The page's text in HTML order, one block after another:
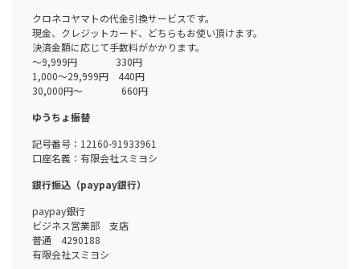
クロネコヤマトの代金引換サービスです。
現金、クレジットカード、どちらもお使い頂けます。
決済金額に応じて手数料がかかります。
～9,999円 330円
1,000～29,999円 440円
30,000円～ 660円
ゆうちょ振替
記号番号：12160-91933961
口座名義：有限会社スミヨシ
銀行振込（paypay銀行）
paypay銀行
ビジネス営業部 支店
普通 4290188
有限会社スミヨシ